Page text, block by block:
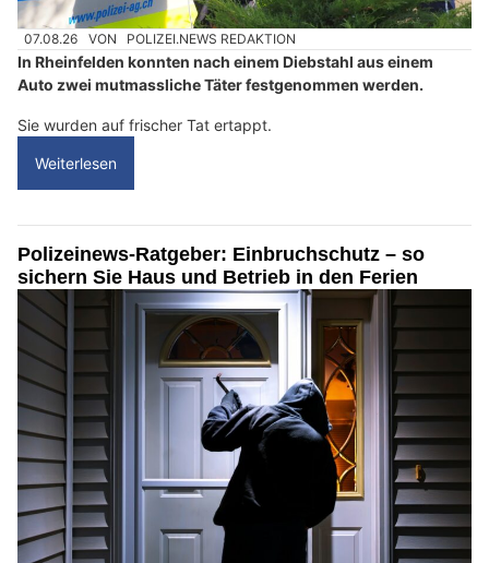
07.08.26 VON POLIZEI.NEWS REDAKTION
In Rheinfelden konnten nach einem Diebstahl aus einem
Auto zwei mutmassliche Täter festgenommen werden.
Sie wurden auf frischer Tat ertappt.
Weiterlesen
Polizeinews-Ratgeber: Einbruchschutz – so
sichern Sie Haus und Betrieb in den Ferien